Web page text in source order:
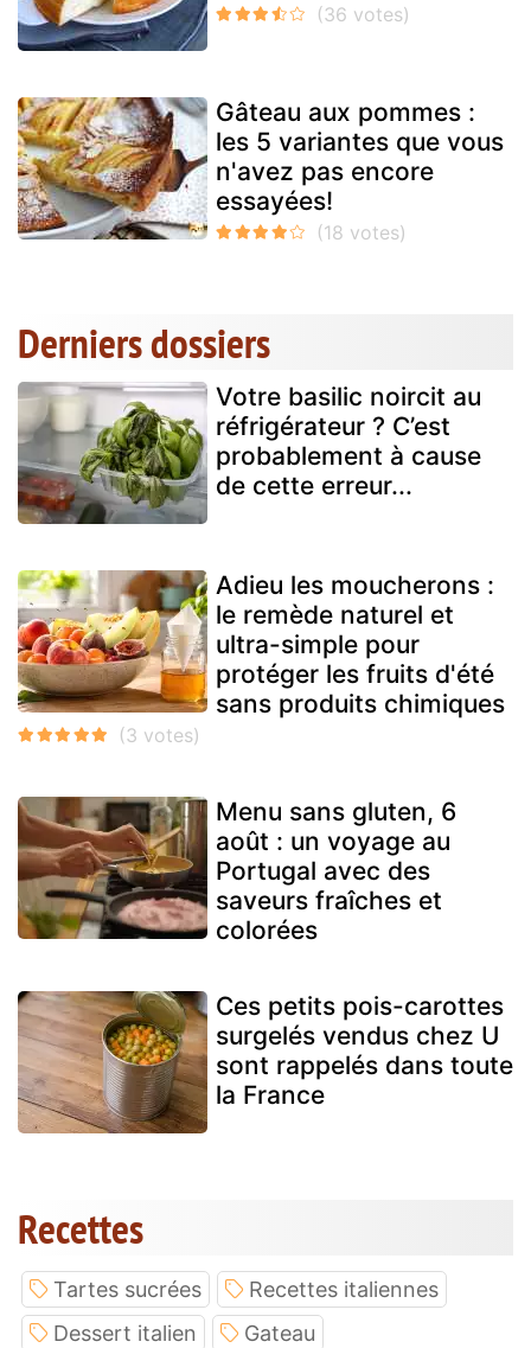
Gâteau aux pommes :
les 5 variantes que vous
n'avez pas encore
essayées!
Derniers dossiers
Votre basilic noircit au
réfrigérateur ? C’est
probablement à cause
de cette erreur...
Adieu les moucherons :
le remède naturel et
ultra-simple pour
protéger les fruits d'été
sans produits chimiques
Menu sans gluten, 6
août : un voyage au
Portugal avec des
saveurs fraîches et
colorées
Ces petits pois-carottes
surgelés vendus chez U
sont rappelés dans toute
la France
Recettes
Tartes sucrées
Recettes italiennes
Dessert italien
Gateau